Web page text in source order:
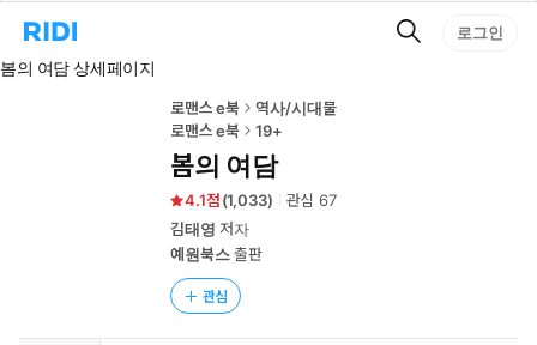
리
홈
검
로그인
봄의 여담 상세페이지
로맨스 e북
역사/시대물
로맨스 e북
19+
봄의 여담
4.1 (1,033) 관심67
김태영 저자
예원북스출판
관심